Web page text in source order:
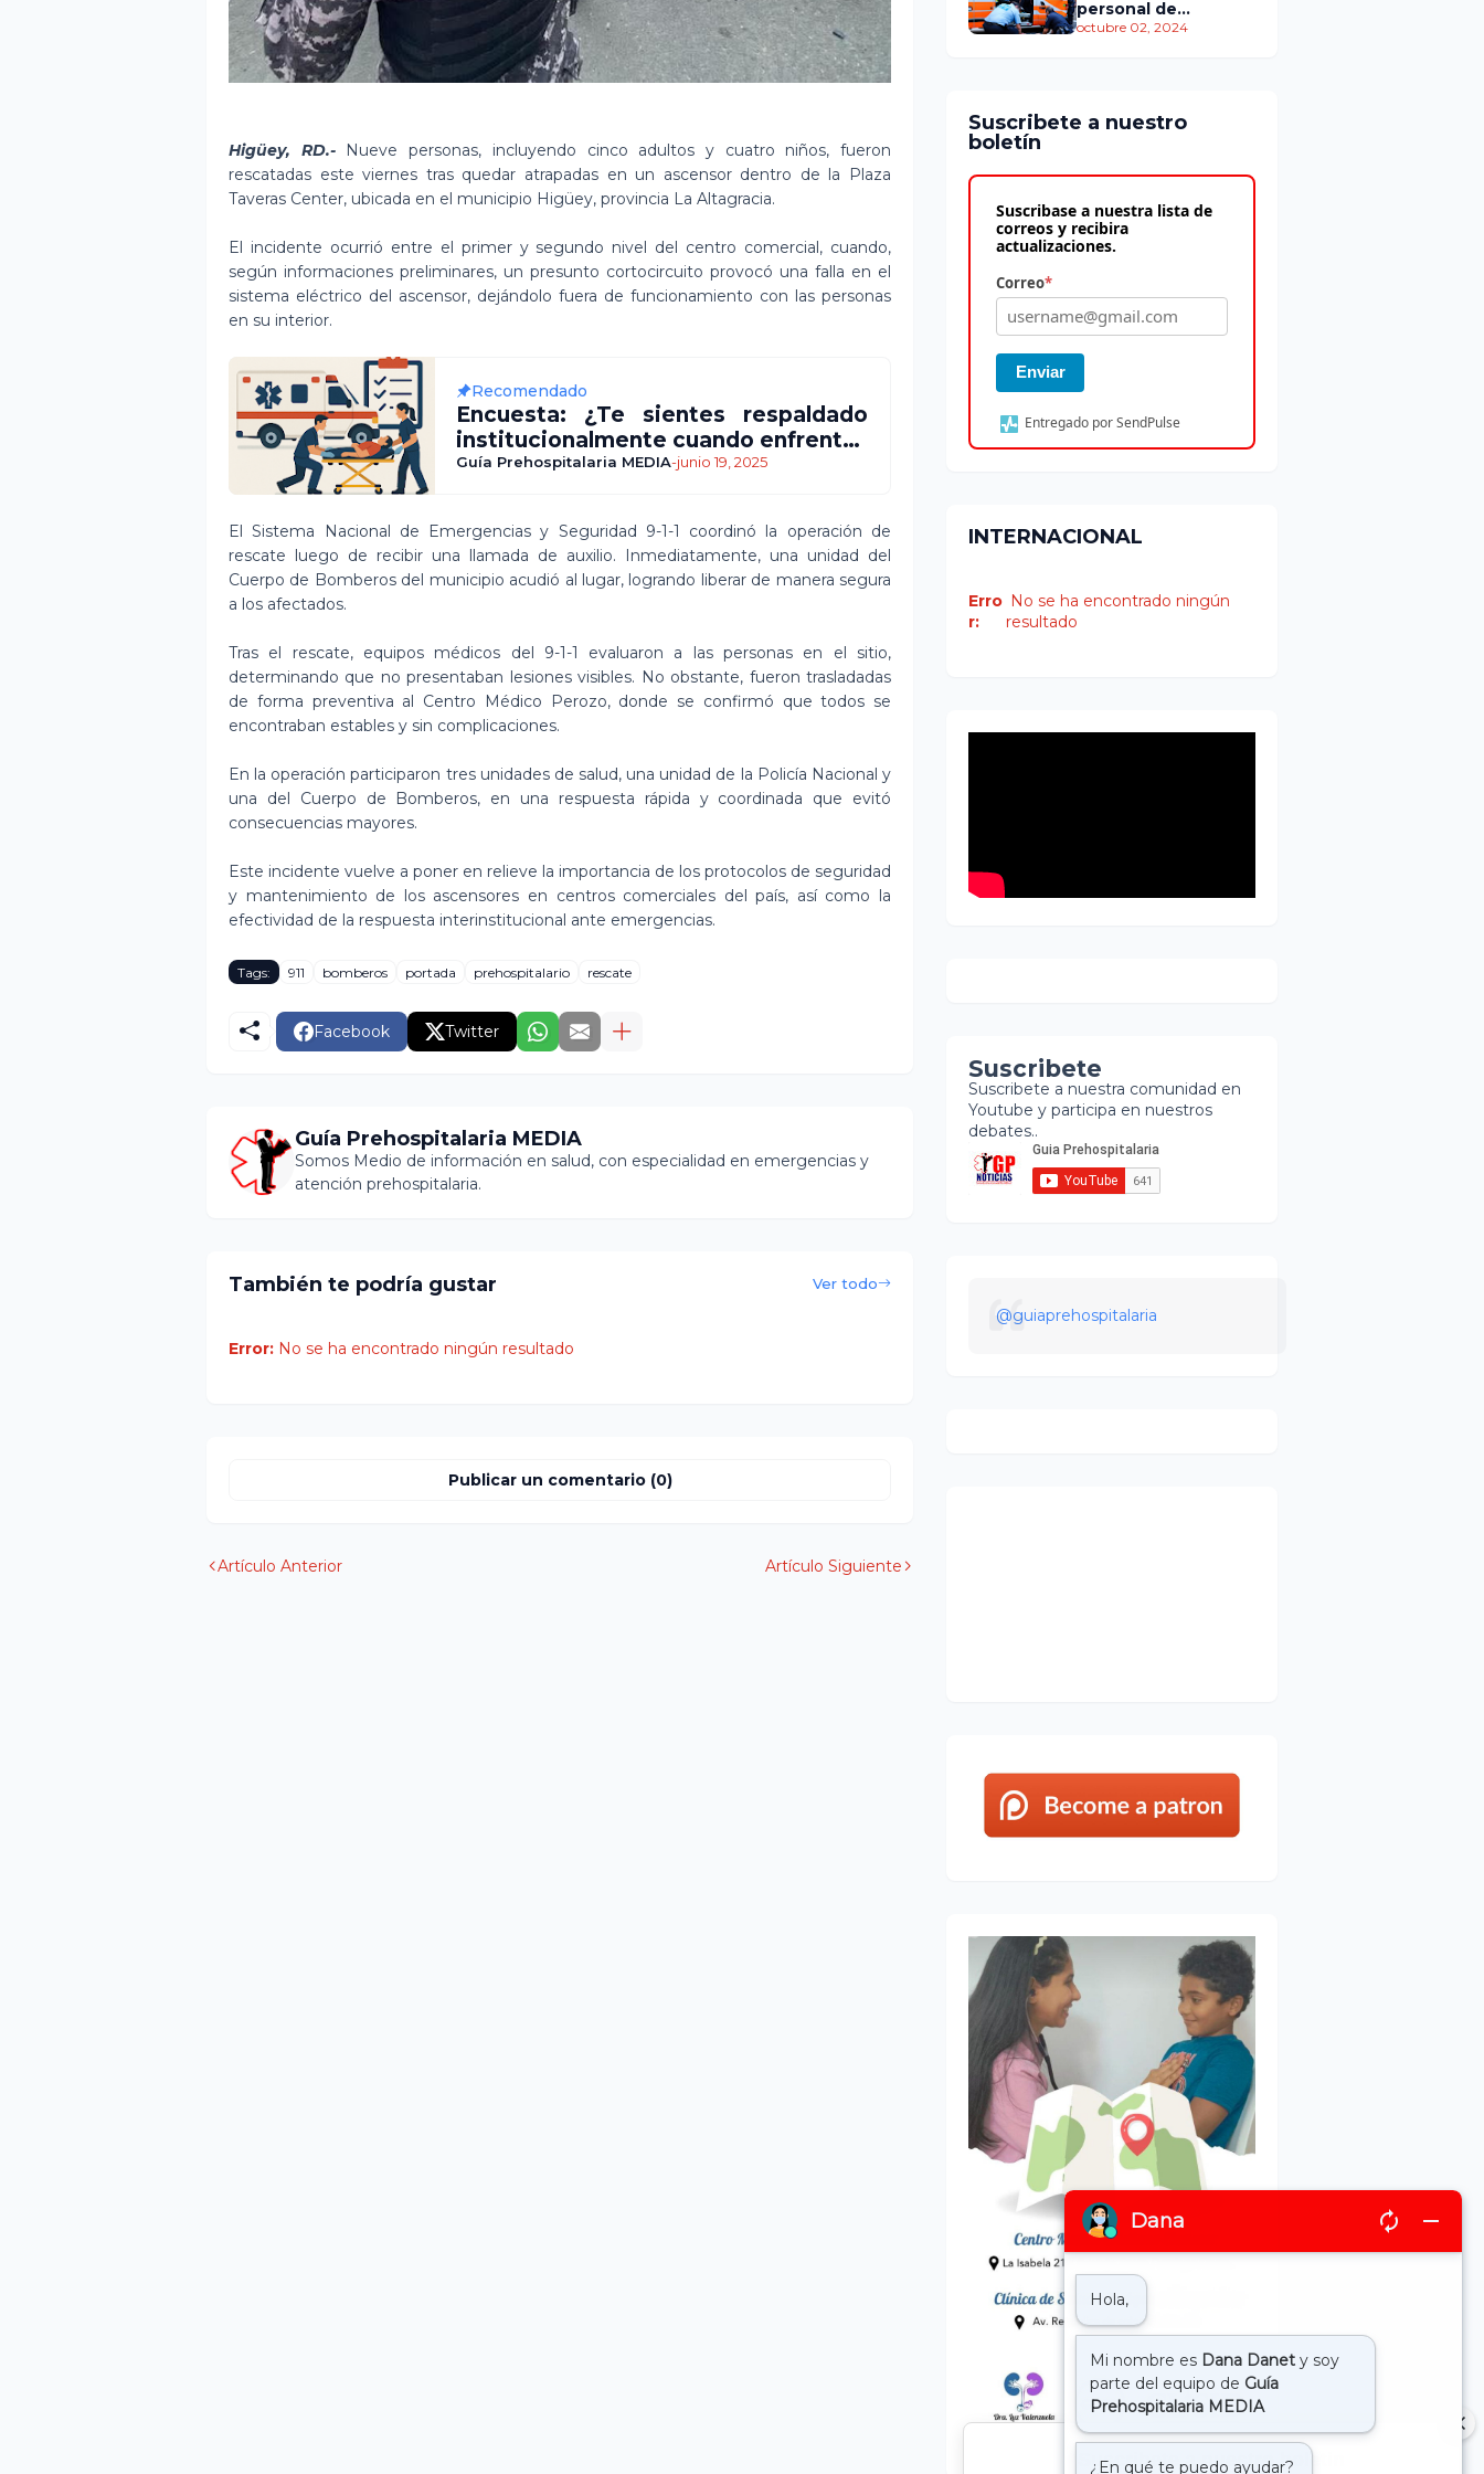
Higüey, RD.-Nueve personas, incluyendo cinco adultos y cuatro niños, fueron
rescatadas este viernes tras quedar atrapadas en un ascensor dentro de la Plaza
Taveras Center, ubicada en el municipio Higüey, provincia La Altagracia.
El incidente ocurrió entre el primer y segundo nivel del centro comercial, cuando,
según informaciones preliminares, un presunto cortocircuito provocó una falla en el
sistema eléctrico del ascensor, dejándolo fuera de funcionamiento con las personas
en su interior.
Recomendado
Encuesta: ¿Te sientes respaldado
institucionalmente cuando enfrentas
una situación crítica durante una
Guía Prehospitalaria MEDIA-junio 19, 2025
El Sistema Nacional de Emergencias y Seguridad 9-1-1 coordinó la operación de
rescate luego de recibir una llamada de auxilio. Inmediatamente, una unidad del
Cuerpo de Bomberos del municipio acudió al lugar, logrando liberar de manera segura
a los afectados.
Tras el rescate, equipos médicos del 9-1-1 evaluaron a las personas en el sitio,
determinando que no presentaban lesiones visibles. No obstante, fueron trasladadas
de forma preventiva al Centro Médico Perozo, donde se confirmó que todos se
encontraban estables y sin complicaciones.
En la operación participaron tres unidades de salud, una unidad de la Policía Nacional y
una del Cuerpo de Bomberos, en una respuesta rápida y coordinada que evitó
consecuencias mayores.
Este incidente vuelve a poner en relieve la importancia de los protocolos de seguridad
y mantenimiento de los ascensores en centros comerciales del país, así como la
efectividad de la respuesta interinstitucional ante emergencias.
Tags: 911 bomberos portada prehospitalario rescate
Facebook Twitter
Guía Prehospitalaria MEDIA
Somos Medio de información en salud, con especialidad en emergencias y
atención prehospitalaria.
También te podría gustar Ver todo
Error: No se ha encontrado ningún resultado
Publicar un comentario (0)
Artículo Anterior Artículo Siguiente
personal de
atención
octubre 02, 2024
Suscribete a nuestro
boletín
Suscribase a nuestra lista de
correos y recibira
actualizaciones.
Correo*
Enviar
Entregado por SendPulse
INTERNACIONAL
Erro
r:
No se ha encontrado ningún
resultado
Suscribete
Suscribete a nuestra comunidad en
Youtube y participa en nuestros
debates..
@guiaprehospitalaria
Suscribete a nuestro boletin